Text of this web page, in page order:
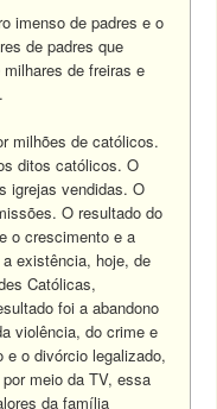
imenso de padres e o
de padres que
de freiras e
milhões de católicos.
ditos católicos. O
igrejas vendidas. O
O resultado do
o crescimento e a
existência, hoje, de
Católicas,
foi a abandono
violência, do crime e
e o divórcio legalizado,
meio da TV, essa
da família